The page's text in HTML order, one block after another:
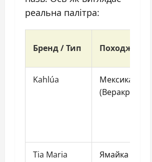
реальна палітра:
Бренд / Тип Походження
Kahlúa
Мексика
(Веракрус)
Tia Maria
Ямайка